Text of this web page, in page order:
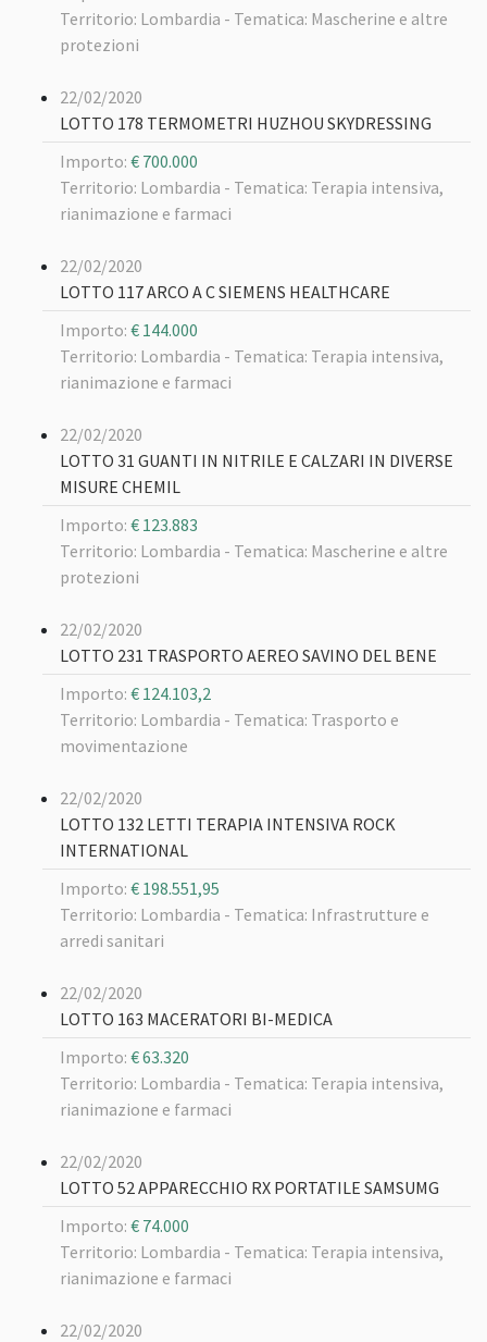
Territorio: Lombardia - Tematica: Mascherine e altre
protezioni
22/02/2020
LOTTO 178 TERMOMETRI HUZHOU SKYDRESSING
Importo: € 700.000
Territorio: Lombardia - Tematica: Terapia intensiva,
rianimazione e farmaci
22/02/2020
LOTTO 117 ARCO A C SIEMENS HEALTHCARE
Importo: € 144.000
Territorio: Lombardia - Tematica: Terapia intensiva,
rianimazione e farmaci
22/02/2020
LOTTO 31 GUANTI IN NITRILE E CALZARI IN DIVERSE
MISURE CHEMIL
Importo: € 123.883
Territorio: Lombardia - Tematica: Mascherine e altre
protezioni
22/02/2020
LOTTO 231 TRASPORTO AEREO SAVINO DEL BENE
Importo: € 124.103,2
Territorio: Lombardia - Tematica: Trasporto e
movimentazione
22/02/2020
LOTTO 132 LETTI TERAPIA INTENSIVA ROCK
INTERNATIONAL
Importo: € 198.551,95
Territorio: Lombardia - Tematica: Infrastrutture e
arredi sanitari
22/02/2020
LOTTO 163 MACERATORI BI-MEDICA
Importo: € 63.320
Territorio: Lombardia - Tematica: Terapia intensiva,
rianimazione e farmaci
22/02/2020
LOTTO 52 APPARECCHIO RX PORTATILE SAMSUMG
Importo: € 74.000
Territorio: Lombardia - Tematica: Terapia intensiva,
rianimazione e farmaci
22/02/2020